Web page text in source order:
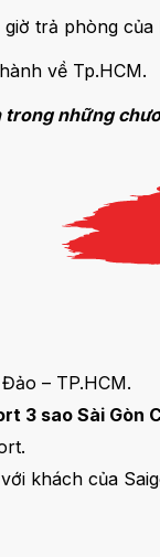
trả phòng
về Tp.HCM.
trong những
– TP.HCM.
3 sao Sài Gòn
khách của